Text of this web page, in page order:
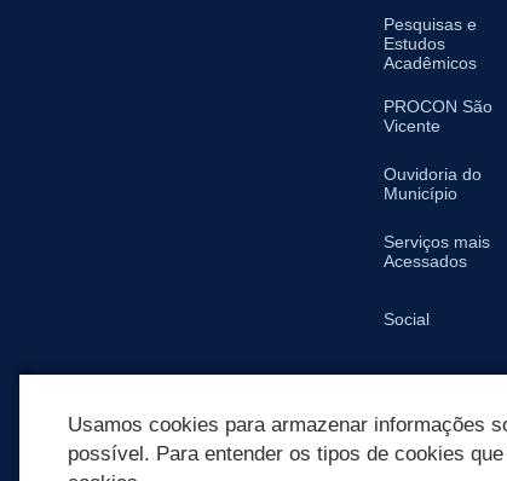
Pesquisas e
Estudos
Acadêmicos
PROCON São
Vicente
Ouvidoria do
Município
Serviços mais
Acessados
Social
Usamos cookies para armazenar informações
possível. Para entender os tipos de cookies